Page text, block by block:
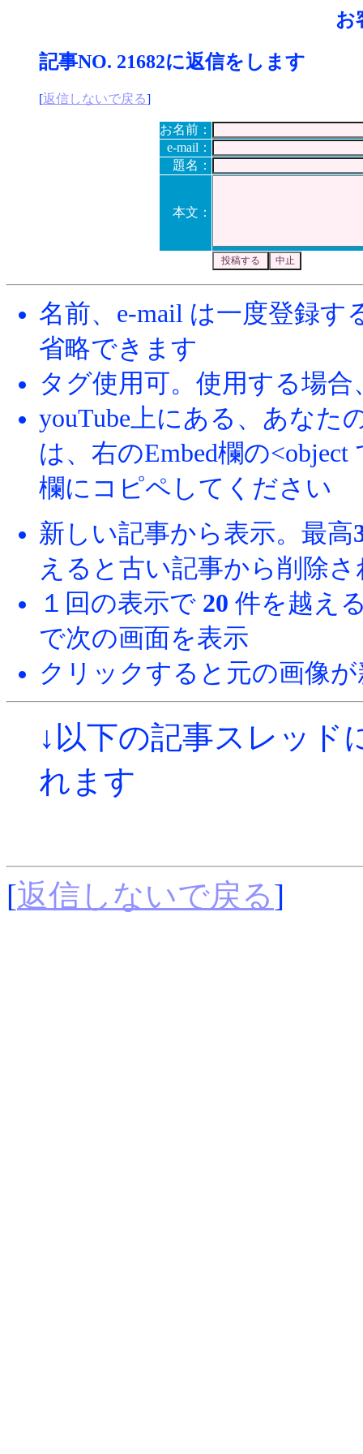
お
記事NO. 21682に返信をします
[返信しないで戻る]
お名前：
e-mail：
題名：
本文：
名前、e-mail は一度登録
省略できます
タグ使用可。使用する場
youTube上にある、あなた
は、右のEmbed欄の
欄にコピペしてください
新しい記事から表示。最高
えると古い記事から削除
１回の表示で 20 件を越え
で次の画面を表示
クリックすると元の画像
↓以下の記事スレッド
れます
[返信しないで戻る]